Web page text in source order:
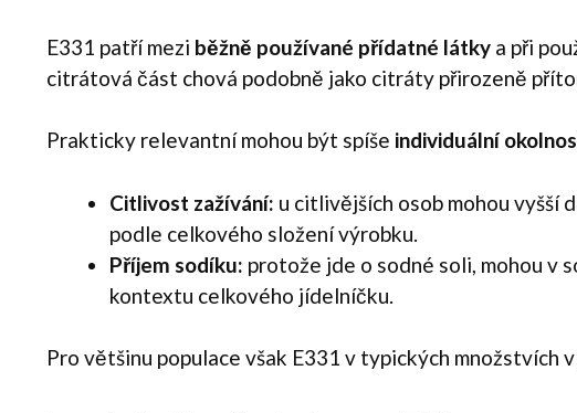
E331 patří mezi běžně používané přídatné látky a při
citrátová část chová podobně jako citráty přirozeně
Prakticky relevantní mohou být spíše individuální
Citlivost zažívání: u citlivějších osob mohou
podle celkového složení výrobku.
Příjem sodíku: protože jde o sodné soli, mohou v
kontextu celkového jídelníčku.
Pro většinu populace však E331 v typických množstvích